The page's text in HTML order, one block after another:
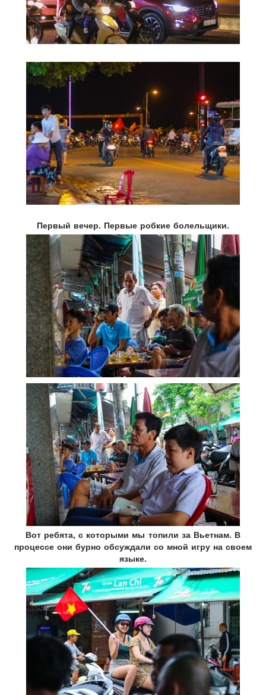
Первый вечер. Первые робкие болельщики.
Вот ребята, с которыми мы топили за Вьетнам. В
процессе они бурно обсуждали со мной игру на своем
языке.